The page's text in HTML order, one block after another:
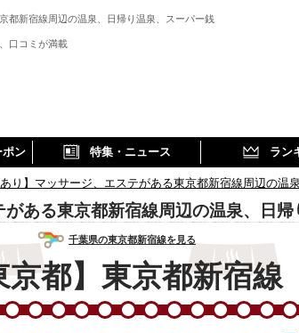
都新宿線周辺の温泉、日帰り温泉、スーパー銭
口コミが満載
ポン 特集・ニュース ラン
あり】マッサージ、エステがある東京都新宿線周辺の温
がある東京都新宿線周辺の温泉、日
千葉県の東京都新宿線を見る
京都】東京都新宿線